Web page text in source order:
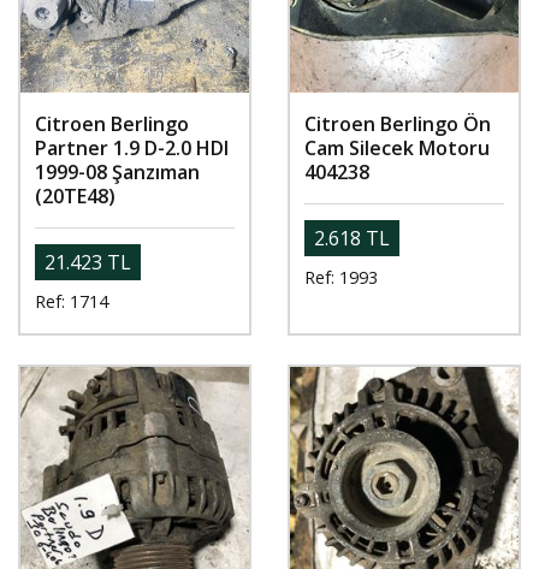
Citroen Berlingo
Partner 1.9 D-2.0 HDI
1999-08 Şanzıman
(20TE48)
21.423 TL
Ref: 1714
Citroen Berlingo Ön
Cam Silecek Motoru
404238
2.618 TL
Ref: 1993